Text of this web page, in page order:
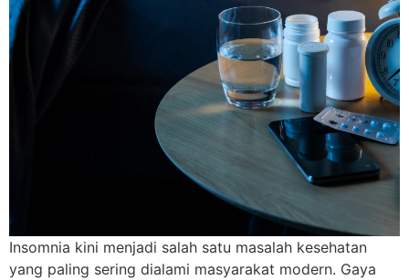
Insomnia kini menjadi salah satu masalah kesehatan
yang paling sering dialami masyarakat modern. Gaya